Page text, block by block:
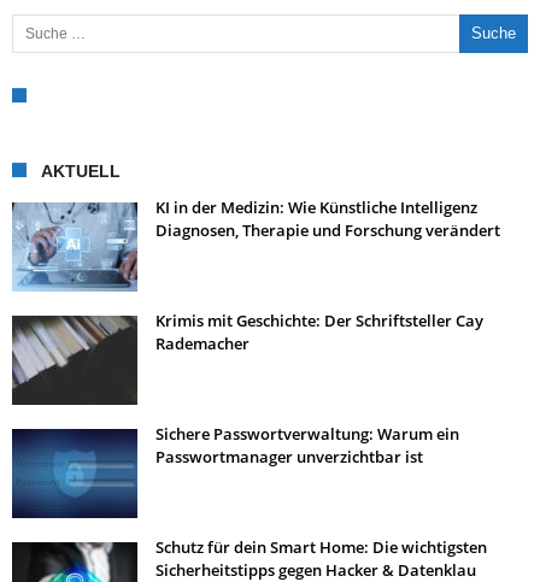
Suche nach:
AKTUELL
KI in der Medizin: Wie Künstliche Intelligenz
Diagnosen, Therapie und Forschung verändert
Krimis mit Geschichte: Der Schriftsteller Cay
Rademacher
Sichere Passwortverwaltung: Warum ein
Passwortmanager unverzichtbar ist
Schutz für dein Smart Home: Die wichtigsten
Sicherheitstipps gegen Hacker & Datenklau